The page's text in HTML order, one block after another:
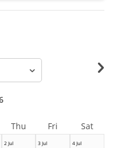
2 Jul
3 Jul
4 Jul
Thu Fri Sat